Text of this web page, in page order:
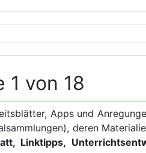
1 von 18
Apps und
deren
Linktipps,